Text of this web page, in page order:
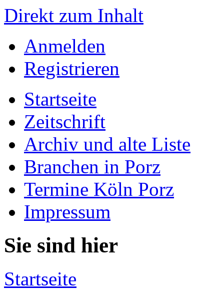
Direkt zum Inhalt
Anmelden
Registrieren
Startseite
Zeitschrift
Archiv und alte Liste
Branchen in Porz
Termine Köln Porz
Impressum
Sie sind hier
Startseite